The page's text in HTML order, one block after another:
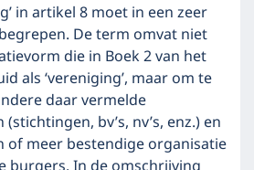
in artikel 8 moet in een zeer
De term omvat niet
die in Boek 2 van het
als ‘vereniging’, maar om te
daar vermelde
bv’s, nv’s, enz.) en
of meer bestendige organisatie